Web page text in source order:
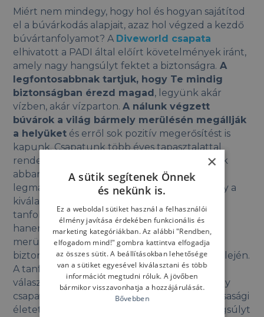
Miért nem mindegy, hogy hol és hogyan sajátítod
el a búvárkodás alapjait, azaz hol végzed a kezdő
búvártanfolyamot? A Diveworld csapata
elhivatott a PADI által előírt követelmények iránt,
amely nagy hangsúlyt fektet a biztonságra. A
legfontosabbnak tartjuk, hogy Te mindig
biztonságban érezd magad, legyünk akár
vízben, akár vízparton.A nálunk végzett
búvárok a világ bármely merülésén megállják
a helyüket és erről sok pozitív megerősítést is
kapunk. Csapatunk több éves tapasztalattal
rendelkező oktatói és divemasterei segítenek
abban, hogy ezt az "extrém" sportot a
legmagasabb szinten elsajátítsd. Fontos, hogy a
kiválasztott búváriskolánál nem csak a
tanfolyamot végzed el és a vizsgát teszed le,
hanem nagy valószínűséggel az első 5-10
merülést is velük fogod végrehajtani, hogy
biztonságos környezetben gyakorolhass az elején.
A tanfolyam során, amennyiben olyan iskolát
választasz, ahol fontos a közösségépítés is, egy
csapat részévé válsz, barátokat szerzel és társasági
életet élsz.
kiemelt hangsúlyt
×
A sütik segítenek Önnek
és nekünk is.
Ez a weboldal sütiket használ a felhasználói
élmény javítása érdekében funkcionális és
marketing kategóriákban. Az alábbi "Rendben,
elfogadom mind!" gombra kattintva elfogadja
az összes sütit. A beállításokban lehetősége
van a sütiket egyesével kiválasztani és több
információt megtudni róluk. A jövőben
bármikor visszavonhatja a hozzájárulását.
Bővebben